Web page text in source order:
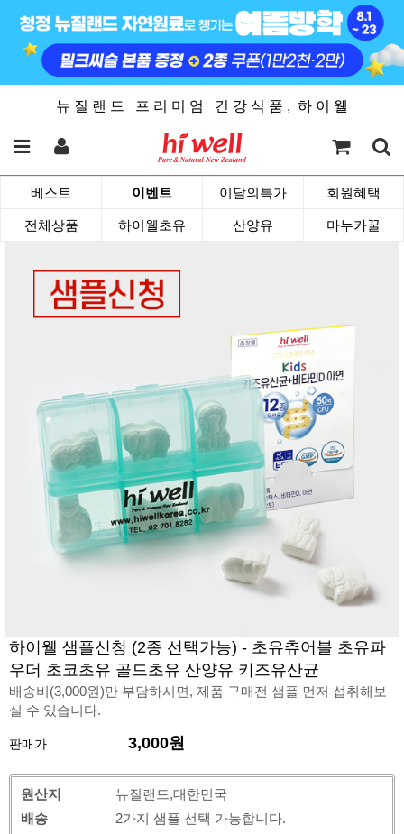
뉴 질 랜 드 프 리 미 엄 건 강 식 품 , 하 이 웰
베스트 이벤트 이달의특가 회원혜택
전체상품 하이웰초유 산양유 마누카꿀
하이웰 샘플신청 (2종 선택가능) - 초유츄어블 초유파
우더 초코초유 골드초유 산양유 키즈유산균
배송비(3,000원)만 부담하시면, 제품 구매전 샘플 먼저 섭취해보
실 수 있습니다.
판매가 3,000원
원산지
뉴질랜드,대한민국
배송
2가지 샘플 선택 가능합니다.